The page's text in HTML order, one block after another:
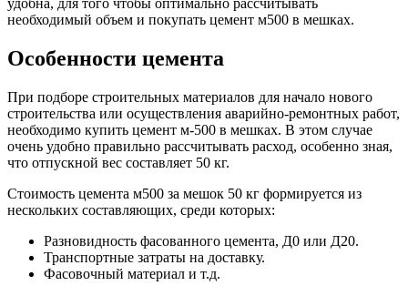
удобна, для того чтобы оптимально рассчитывать
необходимый объем и покупать цемент м500 в мешках.
Особенности цемента
При подборе строительных материалов для начало нового
строительства или осуществления аварийно-ремонтных работ,
необходимо купить цемент м-500 в мешках. В этом случае
очень удобно правильно рассчитывать расход, особенно зная,
что отпускной вес составляет 50 кг.
Стоимость цемента м500 за мешок 50 кг формируется из
нескольких составляющих, среди которых:
Разновидность фасованного цемента, Д0 или Д20.
Транспортные затраты на доставку.
Фасовочный материал и т.д.